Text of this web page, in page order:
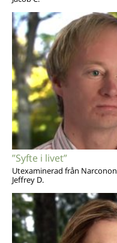
”Syfte i livet”
Utexaminerad från Narconon
Jeffrey D.